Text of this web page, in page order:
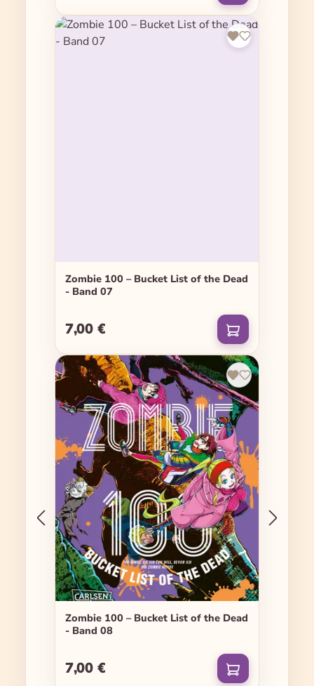
Zombie 100 – Bucket List of the Dead
- Band 07
Regulärer Preis:
7,00 €
Zombie 100 – Bucket List of the Dead
- Band 08
Regulärer Preis:
7,00 €